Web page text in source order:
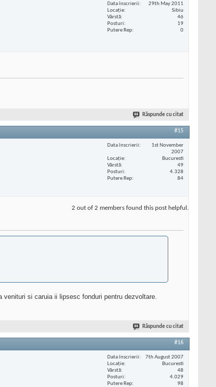
Data înscrierii
29th May 2011
Locaţie
Sibiu
Vârstă
46
Posturi
19
Putere Rep
0
Răspunde cu citat
#15
Data înscrierii
1st November
2007
Locaţie
Bucuresti
Vârstă
49
Posturi
4.328
Putere Rep
84
2 out of 2 members found this post helpful.
si caruia ii lipsesc fonduri pentru dezvoltare.
Răspunde cu citat
#16
Data înscrierii
7th August 2007
Locaţie
Bucuresti
Vârstă
48
Posturi
4.029
Putere Rep
98